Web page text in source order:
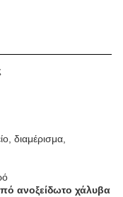
διαμέρισμα,
ανοξείδωτο χάλυβα